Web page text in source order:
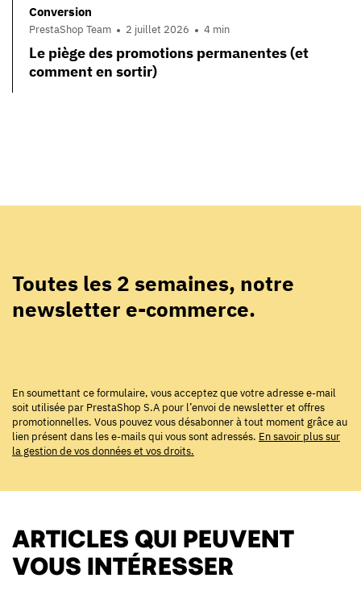
Conversion
PrestaShop Team 2 juillet 2026 4 min
Le piège des promotions permanentes (et
comment en sortir)
Toutes les 2 semaines, notre
newsletter e-commerce.
En soumettant ce formulaire, vous acceptez que votre adresse e-mail
soit utilisée par PrestaShop S.A pour l’envoi de newsletter et offres
promotionnelles. Vous pouvez vous désabonner à tout moment grâce au
lien présent dans les e-mails qui vous sont adressés. En savoir plus sur
la gestion de vos données et vos droits.
ARTICLES QUI PEUVENT
VOUS INTÉRESSER